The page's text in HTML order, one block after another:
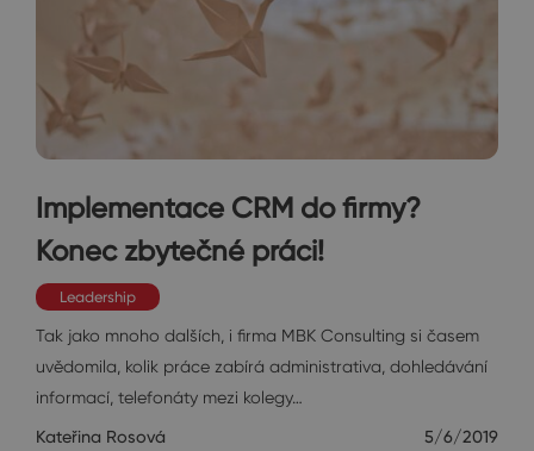
Implementace CRM do firmy?
Konec zbytečné práci!
Leadership
Tak jako mnoho dalších, i firma MBK Consulting si časem
uvědomila, kolik práce zabírá administrativa, dohledávání
informací, telefonáty mezi kolegy…
Kateřina Rosová 5/6/2019